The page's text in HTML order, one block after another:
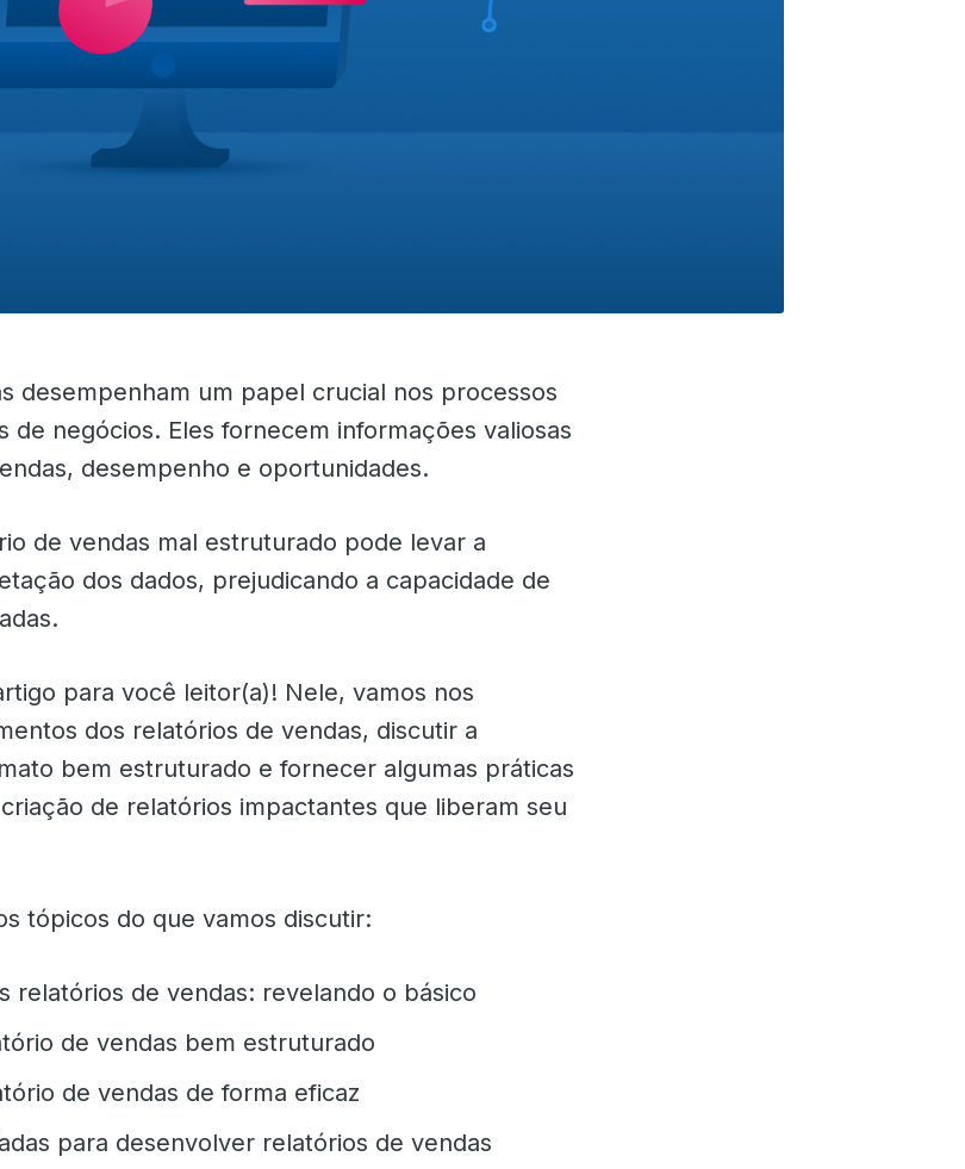
desempenham um papel crucial nos processos
de negócios. Eles fornecem informações valiosas
desempenho e oportunidades.
de vendas mal estruturado pode levar a
dos dados, prejudicando a capacidade de
para você leitor(a)! Nele, vamos nos
dos relatórios de vendas, discutir a
bem estruturado e fornecer algumas práticas
de relatórios impactantes que liberam seu
tópicos do que vamos discutir:
relatórios de vendas: revelando o básico
de vendas bem estruturado
de vendas de forma eficaz
para desenvolver relatórios de vendas